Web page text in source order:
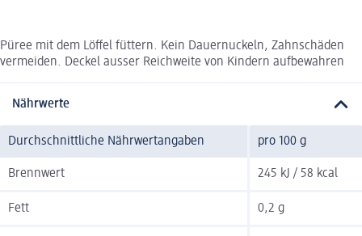
Püree mit dem Löffel füttern. Kein Dauernuckeln, Zahnschäden
vermeiden. Deckel ausser Reichweite von Kindern aufbewahren
Nährwerte
Durchschnittliche Nährwertangaben pro 100 g
Brennwert 245 kJ / 58 kcal
Fett 0,2 g